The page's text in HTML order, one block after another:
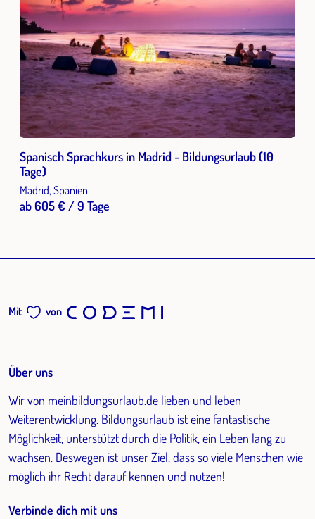
Spanisch Sprachkurs in Madrid - Bildungsurlaub (10
Tage)
Madrid, Spanien
ab 605 € / 9 Tage
Mit von
Über uns
Wir von meinbildungsurlaub.de lieben und leben
Weiterentwicklung. Bildungsurlaub ist eine fantastische
Möglichkeit, unterstützt durch die Politik, ein Leben lang zu
wachsen. Deswegen ist unser Ziel, dass so viele Menschen wie
möglich ihr Recht darauf kennen und nutzen!
Verbinde dich mit uns